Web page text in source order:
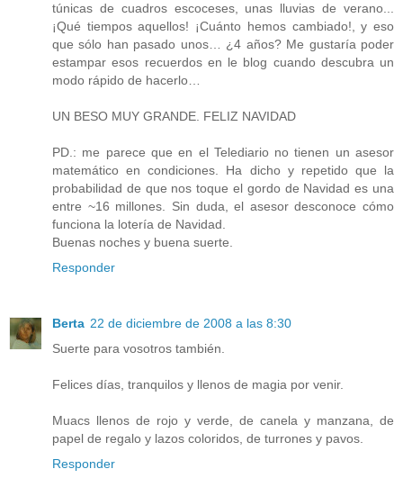
túnicas de cuadros escoceses, unas lluvias de verano...
¡Qué tiempos aquellos! ¡Cuánto hemos cambiado!, y eso
que sólo han pasado unos… ¿4 años? Me gustaría poder
estampar esos recuerdos en le blog cuando descubra un
modo rápido de hacerlo…
UN BESO MUY GRANDE. FELIZ NAVIDAD
PD.: me parece que en el Telediario no tienen un asesor
matemático en condiciones. Ha dicho y repetido que la
probabilidad de que nos toque el gordo de Navidad es una
entre ~16 millones. Sin duda, el asesor desconoce cómo
funciona la lotería de Navidad.
Buenas noches y buena suerte.
Responder
Berta 22 de diciembre de 2008 a las 8:30
Suerte para vosotros también.
Felices días, tranquilos y llenos de magia por venir.
Muacs llenos de rojo y verde, de canela y manzana, de
papel de regalo y lazos coloridos, de turrones y pavos.
Responder